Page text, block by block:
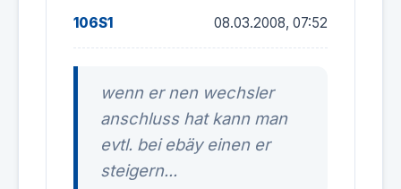
106S1 08.03.2008, 07:52
wenn er nen wechsler
anschluss hat kann man
evtl. bei ebäy einen er
steigern...